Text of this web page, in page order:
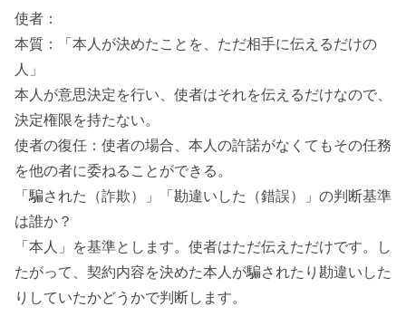
使者：
本質：「本人が決めたことを、ただ相手に伝えるだけの
人」
本人が意思決定を行い、使者はそれを伝えるだけなので、
決定権限を持たない。
使者の復任：使者の場合、本人の許諾がなくてもその任務
を他の者に委ねることができる。
「騙された（詐欺）」「勘違いした（錯誤）」の判断基準
は誰か？
「本人」を基準とします。使者はただ伝えただけです。し
たがって、契約内容を決めた本人が騙されたり勘違いした
りしていたかどうかで判断します。